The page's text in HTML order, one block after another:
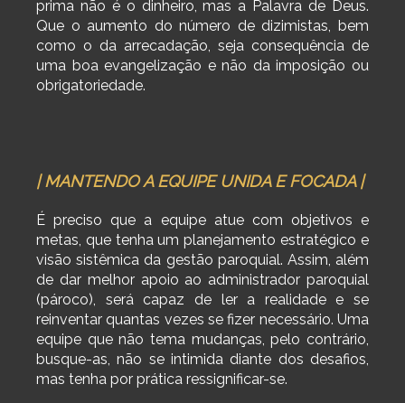
prima não é o dinheiro, mas a Palavra de Deus.
Que o aumento do número de dizimistas, bem
como o da arrecadação, seja consequência de
uma boa evangelização e não da imposição ou
obrigatoriedade.
| MANTENDO A EQUIPE UNIDA E FOCADA |
É preciso que a equipe atue com objetivos e
metas, que tenha um planejamento estratégico e
visão sistêmica da gestão paroquial. Assim, além
de dar melhor apoio ao administrador paroquial
(pároco), será capaz de ler a realidade e se
reinventar quantas vezes se fizer necessário. Uma
equipe que não tema mudanças, pelo contrário,
busque-as, não se intimida diante dos desafios,
mas tenha por prática ressignificar-se.